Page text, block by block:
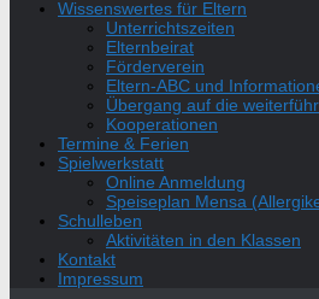
Wissenswertes für Eltern
Unterrichtszeiten
Elternbeirat
Förderverein
Eltern-ABC und
Übergang auf die
Kooperationen
Termine & Ferien
Spielwerkstatt
Online Anmeldung
Speiseplan Mensa
Schulleben
Aktivitäten in den Klassen
Kontakt
Impressum